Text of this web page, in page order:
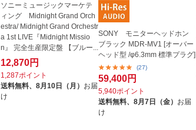
ソニーミュージックマーケテ
ィング Midnight Grand Orch
estra/ Midnight Grand Orchestr
a 1st LIVE『Midnight Missio
n』 完全生産限定盤 【ブルー...
12,870円
1,287ポイント
送料無料、 8月10日（月） お届
け
SONY モニターヘッドホン
ブラック MDR-MV1 [オーバー
ヘッド型 /φ6.3mm 標準プラグ]
(27)
59,400円
5,940ポイント
送料無料、8月7日（金） お届
け